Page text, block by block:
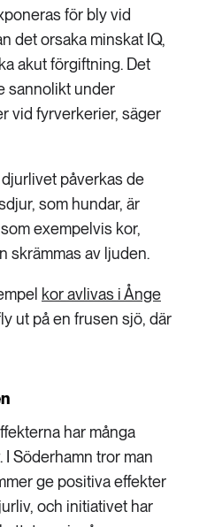
för bly vid
det orsaka minskat IQ,
akut förgiftning. Det
sannolikt under
vid fyrverkerier, säger
påverkas de
som hundar, är
exempelvis kor,
skrämmas av ljuden.
kor avlivas i Ånge
ut på en frusen sjö, där
har många
Söderhamn tror man
ge positiva effekter
och initiativet har